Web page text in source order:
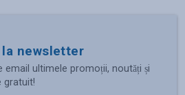
la newsletter
email ultimele promoții, noutăți și
gratuit!